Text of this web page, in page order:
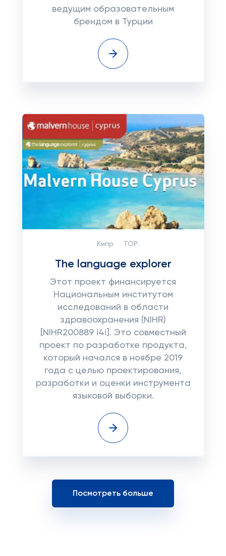
ведущим образовательным
брендом в Турции
Кипр TOP:
The language explorer
Этот проект финансируется
Национальным институтом
исследований в области
здравоохранения (NIHR)
[NIHR200889 i4i]. Это совместный
проект по разработке продукта,
который начался в ноябре 2019
года с целью проектирования,
разработки и оценки инструмента
языковой выборки.
Посмотреть больше